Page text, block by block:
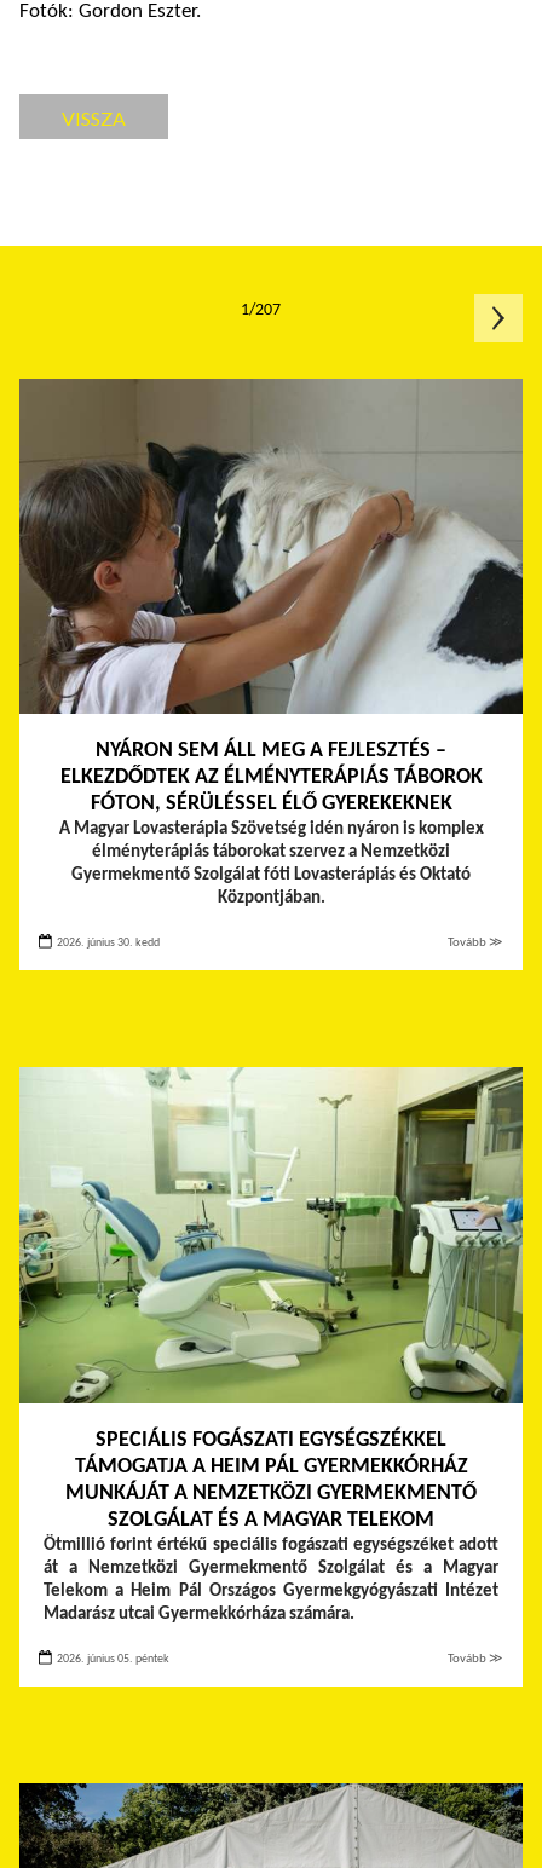
Fotók: Gordon Eszter.
VISSZA
NYÁRON SEM ÁLL MEG A FEJLESZTÉS –
ELKEZDŐDTEK AZ ÉLMÉNYTERÁPIÁS TÁBOROK
FÓTON, SÉRÜLÉSSEL ÉLŐ GYEREKEKNEK
A Magyar Lovasterápia Szövetség idén nyáron is komplex
élményterápiás táborokat szervez a Nemzetközi
Gyermekmentő Szolgálat fóti Lovasterápiás és Oktató
Központjában.
2026. június 30. kedd Tovább ≫
SPECIÁLIS FOGÁSZATI EGYSÉGSZÉKKEL
TÁMOGATJA A HEIM PÁL GYERMEKKÓRHÁZ
MUNKÁJÁT A NEMZETKÖZI GYERMEKMENTŐ
SZOLGÁLAT ÉS A MAGYAR TELEKOM
Ötmillió forint értékű speciális fogászati egységszéket adott
át a Nemzetközi Gyermekmentő Szolgálat és a Magyar
Telekom a Heim Pál Országos Gyermekgyógyászati Intézet
Madarász utcai Gyermekkórháza számára.
2026. június 05. péntek Tovább ≫
1/207